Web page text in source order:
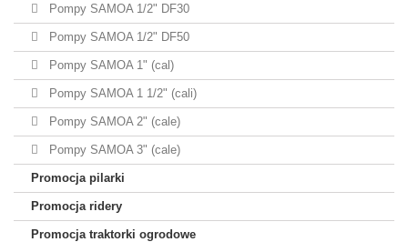
Pompy SAMOA 1/2" DF30
Pompy SAMOA 1/2" DF50
Pompy SAMOA 1" (cal)
Pompy SAMOA 1 1/2" (cali)
Pompy SAMOA 2" (cale)
Pompy SAMOA 3" (cale)
Promocja pilarki
Promocja ridery
Promocja traktorki ogrodowe